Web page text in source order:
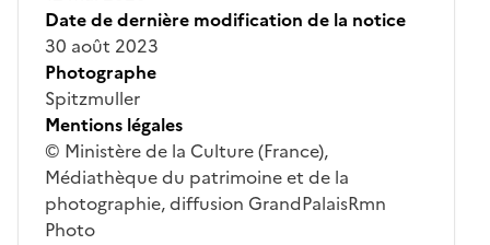
Date de dernière modification de la notice
30 août 2023
Photographe
Spitzmuller
Mentions légales
© Ministère de la Culture (France),
Médiathèque du patrimoine et de la
photographie, diffusion GrandPalaisRmn
Photo